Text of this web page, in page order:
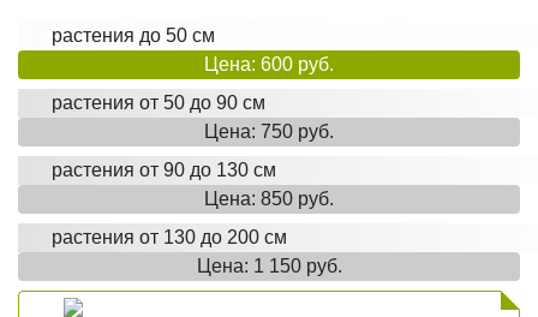
растения до 50 см
Цена: 600 руб.
растения от 50 до 90 см
Цена: 750 руб.
растения от 90 до 130 см
Цена: 850 руб.
растения от 130 до 200 см
Цена: 1 150 руб.